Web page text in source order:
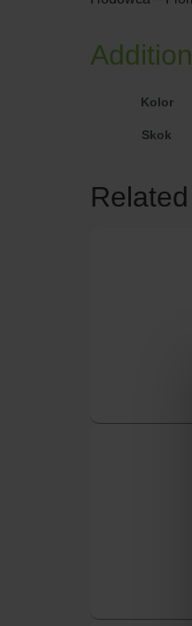
Kolor
Skok